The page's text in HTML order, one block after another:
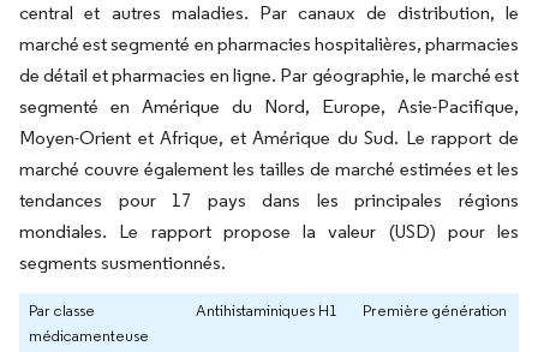
central et autres maladies. Par canaux de distribution, le
marché est segmenté en pharmacies hospitalières, pharmacies
de détail et pharmacies en ligne. Par géographie, le marché est
segmenté en Amérique du Nord, Europe, Asie-Pacifique,
Moyen-Orient et Afrique, et Amérique du Sud. Le rapport de
marché couvre également les tailles de marché estimées et les
tendances pour 17 pays dans les principales régions
mondiales. Le rapport propose la valeur (USD) pour les
segments susmentionnés.
Par classe
médicamenteuse
Antihistaminiques H1 Première génération